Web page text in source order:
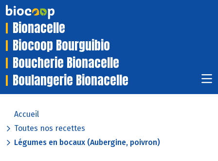
Bionacelle
Biocoop Bourguibio
Boucherie Bionacelle
Boulangerie Bionacelle
Accueil
Toutes nos recettes
Légumes en bocaux (Aubergine, poivron)